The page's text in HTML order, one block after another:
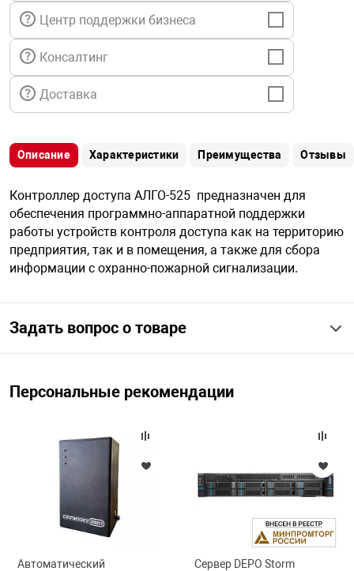
техника
автомобили
информации
техника
средства охраны
ключи
сигнализации
безопасность
оборудование
Центр поддержки бизнеса
Консалтинг
Доставка
Описание Характеристики Преимущества Отзывы
Контроллер доступа АЛГО-525 предназначен для
обеспечения программно-аппаратной поддержки
работы устройств контроля доступа как на территорию
предприятия, так и в помещения, а также для сбора
информации с охранно-пожарной сигнализации.
Задать вопрос о товаре
Персональные рекомендации
Автоматический
Сервер DEPO Storm